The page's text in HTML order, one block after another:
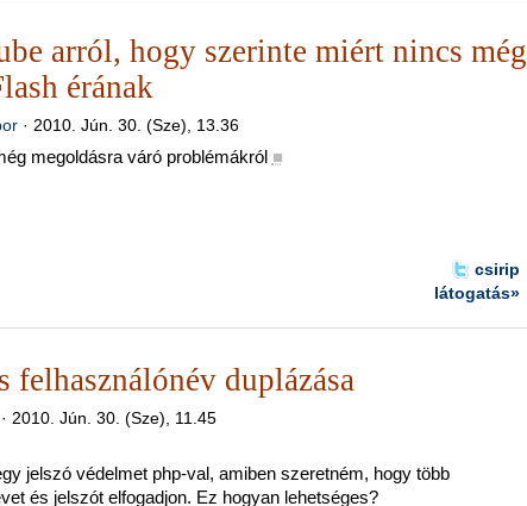
arról, hogy szerinte miért nincs még
érának
· 2010. Jún. 30. (Sze), 13.36
megoldásra váró problémákról ■
csirip
látogatás»
felhasználónév duplázása
· 2010. Jún. 30. (Sze), 11.45
jelszó védelmet php-val, amiben szeretném, hogy több
és jelszót elfogadjon. Ez hogyan lehetséges?